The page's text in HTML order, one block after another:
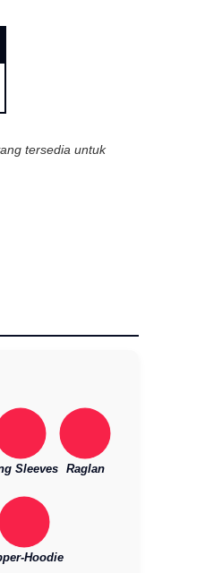
tersedia untuk
Sleeves Raglan
Hoodie